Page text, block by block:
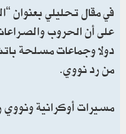
في مقال تحليلي بعنوان
على أن الحروب
دولا وجماعات مسلحة
من رد نووي.
مسيرات أوكرانية